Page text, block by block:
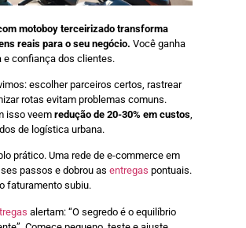
motoboy terceirizado transforma
reais para o seu negócio. Você ganha
confiança dos clientes.
escolher parceiros certos, rastrear
rotas evitam problemas comuns.
isso veem redução de 20-30% em custos,
de logística urbana.
prático. Uma rede de e-commerce em
passos e dobrou as entregas pontuais.
faturamento subiu.
alertam: “O segredo é o equilíbrio